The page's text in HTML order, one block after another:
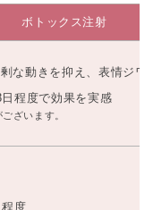
ボトックス注射
な動きを抑え、表情ジワ
程度で効果を実感
ざいます。
度